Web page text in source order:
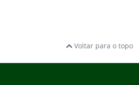
Voltar para o topo